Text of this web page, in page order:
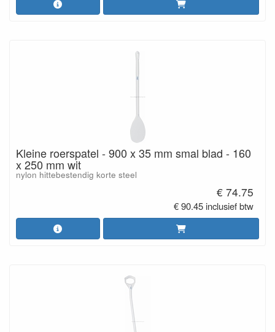
Kleine roerspatel - 900 x 35 mm smal blad - 160
x 250 mm wit
nylon hittebestendig korte steel
€ 74.75
€ 90.45 inclusief btw